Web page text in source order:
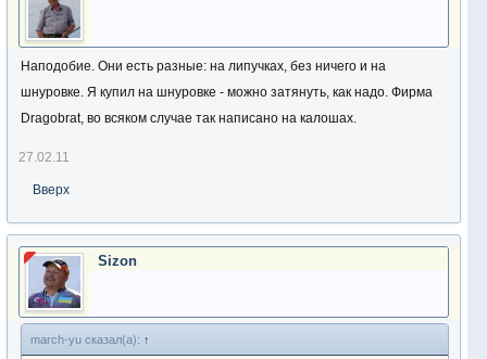
Наподобие. Они есть разные: на липучках, без ничего и на
шнуровке. Я купил на шнуровке - можно затянуть, как надо. Фирма
Dragobrat, во всяком случае так написано на калошах.
27.02.11
Вверх
Sizon
march-yu сказал(а): ↑